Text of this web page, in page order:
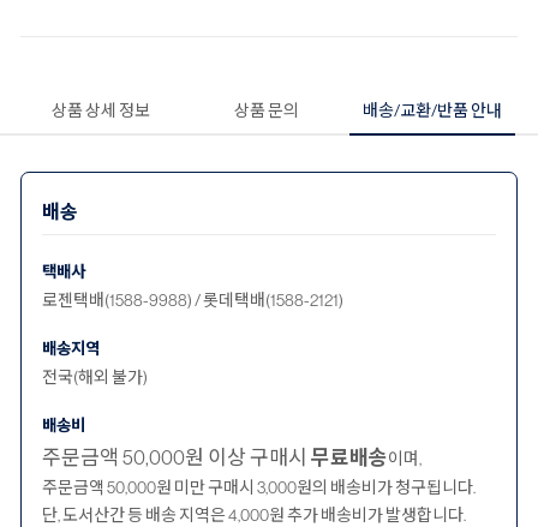
상품 상세 정보 상품 문의 배송/교환/반품 안내
배송
택배사
로젠택배(1588-9988) / 롯데택배(1588-2121)
배송지역
전국(해외 불가)
배송비
주문금액 50,000원 이상 구매시 무료배송이며,
주문금액 50,000원 미만 구매시 3,000원의 배송비가 청구됩니다.
단, 도서산간 등 배송 지역은 4,000원 추가 배송비가 발생합니다.